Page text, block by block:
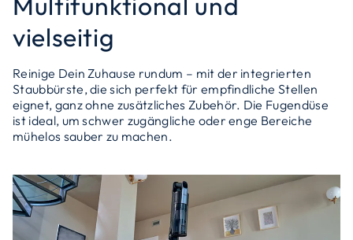
vielseitig
Reinige Dein Zuhause rundum – mit der integrierten
Staubbürste, die sich perfekt für empfindliche Stellen
eignet, ganz ohne zusätzliches Zubehör. Die Fugendüse
ist ideal, um schwer zugängliche oder enge Bereiche
mühelos sauber zu machen.